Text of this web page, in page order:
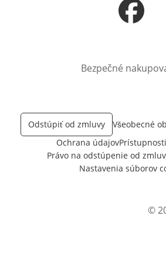
Otvorí sa
Bezpečné
Odstúpiť od zmluvy
Všeobecné
Ochrana údajovPrístupnosti
Právo na odstúpenie od
Nastavenia súborov
©